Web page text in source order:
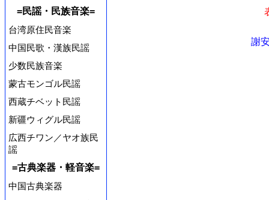
=民謡・民族音楽=
台湾原住民音楽
中国民歌・漢族民謡
少数民族音楽
蒙古モンゴル民謡
西蔵チベット民謡
新疆ウィグル民謡
広西チワン／ヤオ族民
謡
=古典楽器・軽音楽=
中国古典楽器
謝